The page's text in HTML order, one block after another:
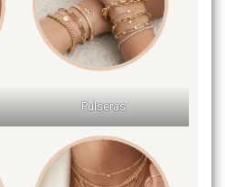
Pulseras